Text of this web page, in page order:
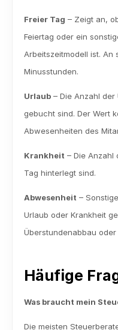
Freier Tag – Zeigt an,
Feiertag oder ein
Arbeitszeitmodell ist.
Minusstunden.
Urlaub – Die Anzahl
gebucht sind. Der Wert
Abwesenheiten des
Krankheit – Die Anzahl
Tag hinterlegt sind.
Abwesenheit –
Urlaub oder Krankheit
Überstundenabbau
Häufige
Was braucht mein
Die meisten